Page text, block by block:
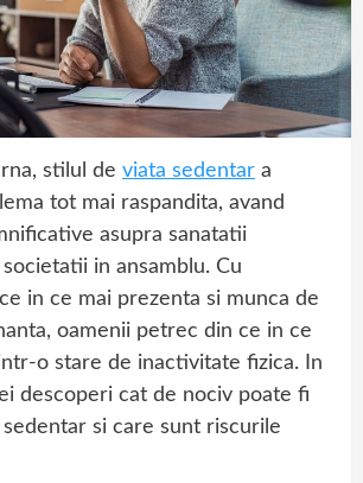
stilul de viata sedentar a
tot mai raspandita, avand
asupra sanatatii
in ansamblu. Cu
in ce mai prezenta si munca de
oamenii petrec din ce in ce
o stare de inactivitate fizica. In
descoperi cat de nociv poate fi
si care sunt riscurile